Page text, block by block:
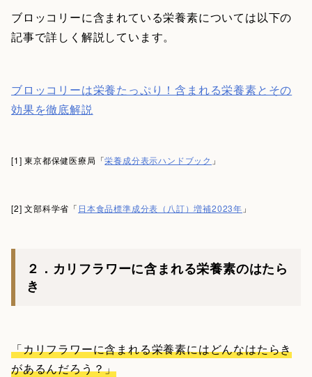
ブロッコリーに含まれている栄養素については以下の
記事で詳しく解説しています。
ブロッコリーは栄養たっぷり！含まれる栄養素とその
効果を徹底解説
[1] 東京都保健医療局「栄養成分表示ハンドブック 」
[2] 文部科学省「 日本食品標準成分表（八訂）増補2023年 」
２．カリフラワーに含まれる栄養素のはたら
き
「カリフラワーに含まれる栄養素にはどんなはたらき
があるんだろう？」